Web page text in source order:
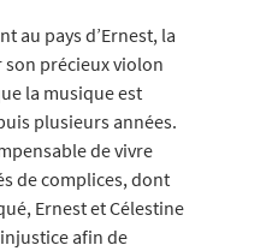
au pays d’Ernest, la
précieux violon
la musique est
plusieurs années.
de vivre
de complices, dont
Ernest et Célestine
afin de